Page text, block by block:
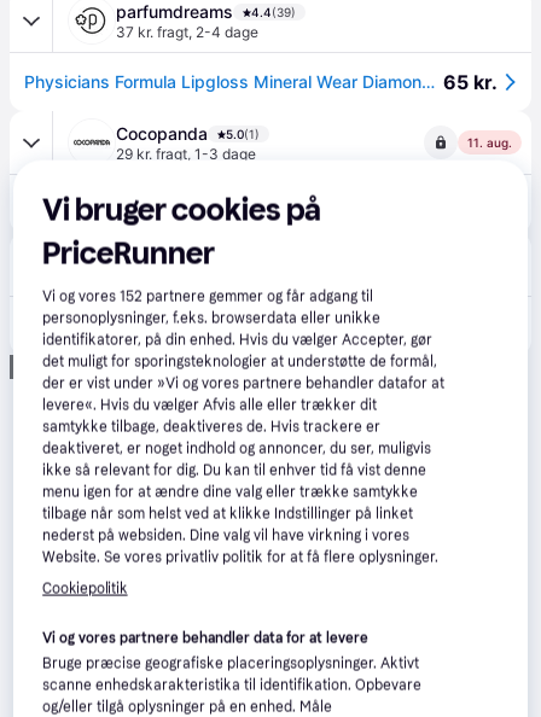
parfumdreams 4.4(39)
37 kr. fragt, 2-4 dage
Physicians Formula Lipgloss Mineral Wear Diamond Lip Plumper 5 ml() - 5 ml 65 kr.
Cocopanda 5.0(1)
29 kr. fragt, 1-3 dage
11. aug.
NordicFeel
Annonce
Vi bruger cookies på
PriceRunner
Vi og vores152 partnere gemmer og får adgang til
personoplysninger, f.eks. browserdata eller unikke
identifikatorer, på din enhed. Hvis du vælger Accepter, gør
det muligt for sporingsteknologier at understøtte de formål,
der er vist under »Vi og vores partnere behandler datafor at
levere«. Hvis du vælger Afvis alle eller trækker dit
samtykke tilbage, deaktiveres de. Hvis trackere er
deaktiveret, er noget indhold og annoncer, du ser, muligvis
ikke så relevant for dig. Du kan til enhver tid få vist denne
menu igen for at ændre dine valg eller trække samtykke
tilbage når som helst ved at klikke Indstillinger på linket
nederst på websiden. Dine valg vil have virkning i vores
Website. Se vores privatliv politik for at få flere oplysninger.
Cookiepolitik
Vi og vores partnere behandler data for at levere
Bruge præcise geografiske placeringsoplysninger. Aktivt
scanne enhedskarakteristika til identifikation. Opbevare
og/eller tilgå oplysninger på en enhed. Måle